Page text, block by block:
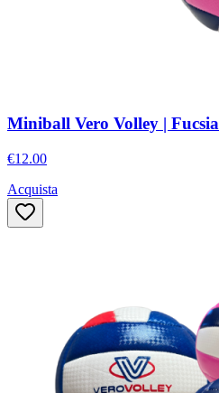
Miniball Vero Volley | Fucsia
€12.00
Acquista